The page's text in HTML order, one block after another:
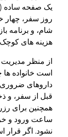
یک صفحه ساده
روز سفر، چهار
شام، و برنامه
هزینه های
از منظر مدیریت
است خانواده ها
داروهای
قبل از سفر، و
همچنین برای
ساعت ورود و
نشود. اگر قرار